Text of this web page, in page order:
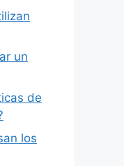
un
de
los